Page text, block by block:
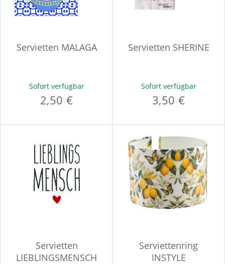
Servietten MALAGA
Sofort verfügbar
2,50 €
Servietten SHERINE
Sofort verfügbar
3,50 €
Servietten
LIEBLINGSMENSCH
Serviettenring
INSTYLE